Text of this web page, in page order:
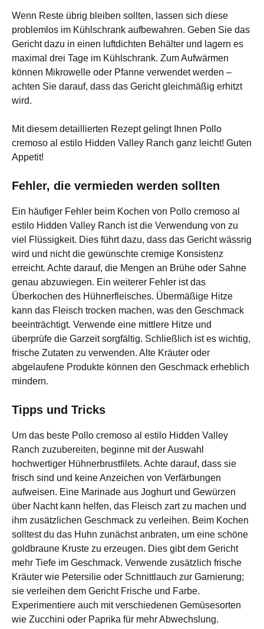
Wenn Reste übrig bleiben sollten, lassen sich diese
problemlos im Kühlschrank aufbewahren. Geben Sie das
Gericht dazu in einen luftdichten Behälter und lagern es
maximal drei Tage im Kühlschrank. Zum Aufwärmen
können Mikrowelle oder Pfanne verwendet werden –
achten Sie darauf, dass das Gericht gleichmäßig erhitzt
wird.
Mit diesem detaillierten Rezept gelingt Ihnen Pollo
cremoso al estilo Hidden Valley Ranch ganz leicht! Guten
Appetit!
Fehler, die vermieden werden sollten
Ein häufiger Fehler beim Kochen von Pollo cremoso al
estilo Hidden Valley Ranch ist die Verwendung von zu
viel Flüssigkeit. Dies führt dazu, dass das Gericht wässrig
wird und nicht die gewünschte cremige Konsistenz
erreicht. Achte darauf, die Mengen an Brühe oder Sahne
genau abzuwiegen. Ein weiterer Fehler ist das
Überkochen des Hühnerfleisches. Übermäßige Hitze
kann das Fleisch trocken machen, was den Geschmack
beeinträchtigt. Verwende eine mittlere Hitze und
überprüfe die Garzeit sorgfältig. Schließlich ist es wichtig,
frische Zutaten zu verwenden. Alte Kräuter oder
abgelaufene Produkte können den Geschmack erheblich
mindern.
Tipps und Tricks
Um das beste Pollo cremoso al estilo Hidden Valley
Ranch zuzubereiten, beginne mit der Auswahl
hochwertiger Hühnerbrustfilets. Achte darauf, dass sie
frisch sind und keine Anzeichen von Verfärbungen
aufweisen. Eine Marinade aus Joghurt und Gewürzen
über Nacht kann helfen, das Fleisch zart zu machen und
ihm zusätzlichen Geschmack zu verleihen. Beim Kochen
solltest du das Huhn zunächst anbraten, um eine schöne
goldbraune Kruste zu erzeugen. Dies gibt dem Gericht
mehr Tiefe im Geschmack. Verwende zusätzlich frische
Kräuter wie Petersilie oder Schnittlauch zur Garnierung;
sie verleihen dem Gericht Frische und Farbe.
Experimentiere auch mit verschiedenen Gemüsesorten
wie Zucchini oder Paprika für mehr Abwechslung.